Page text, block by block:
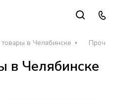
в Челябинске Прочие
в Челябинске